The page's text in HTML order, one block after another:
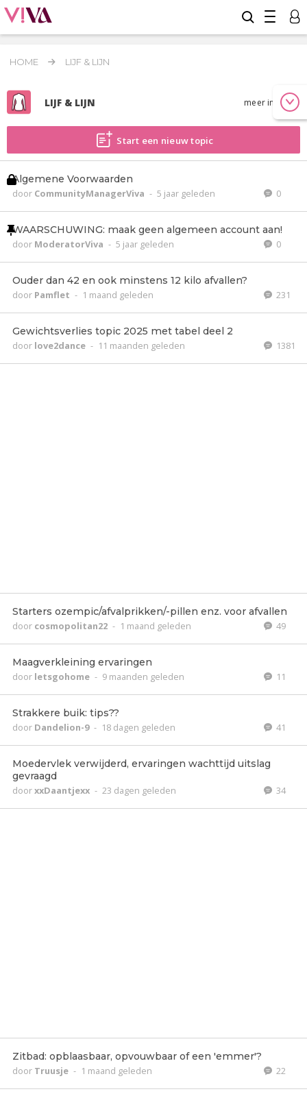
HOME LIJF & LIJN
LIJF & LIJN meer info
Start een nieuw topic
Algemene Voorwaarden
door CommunityManagerViva - 5 jaar geleden 0
WAARSCHUWING: maak geen algemeen account aan!
door ModeratorViva - 5 jaar geleden 0
Ouder dan 42 en ook minstens 12 kilo afvallen?
door Pamflet - 1 maand geleden 231
Gewichtsverlies topic 2025 met tabel deel 2
door love2dance - 11 maanden geleden 1381
Starters ozempic/afvalprikken/-pillen enz. voor afvallen
door cosmopolitan22 - 1 maand geleden 49
Maagverkleining ervaringen
door letsgohome - 9 maanden geleden 11
Strakkere buik: tips??
door Dandelion-9 - 18 dagen geleden 41
Moedervlek verwijderd, ervaringen wachttijd uitslag
gevraagd
doorxxDaantjexx - 23 dagen geleden 34
Zitbad: opblaasbaar, opvouwbaar of een 'emmer'?
door Truusje - 1 maand geleden 22